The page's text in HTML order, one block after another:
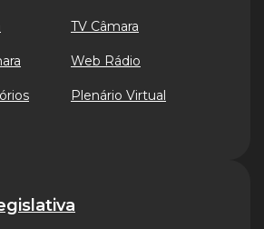
TV Câmara
Web Rádio
Plenário Virtual